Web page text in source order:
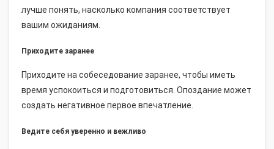
лучше понять, насколько компания соответствует
вашим ожиданиям.
Приходите заранее
Приходите на собеседование заранее, чтобы иметь
время успокоиться и подготовиться. Опоздание может
создать негативное первое впечатление.
Ведите себя уверенно и вежливо